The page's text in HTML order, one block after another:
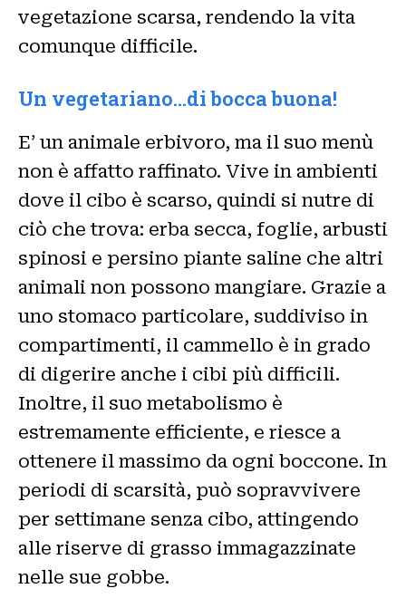
vegetazione scarsa, rendendo la vita
comunque difficile.
Un vegetariano…di bocca buona!
E’ un animale erbivoro, ma il suo menù
non è affatto raffinato. Vive in ambienti
dove il cibo è scarso, quindi si nutre di
ciò che trova: erba secca, foglie, arbusti
spinosi e persino piante saline che altri
animali non possono mangiare. Grazie a
uno stomaco particolare, suddiviso in
compartimenti, il cammello è in grado
di digerire anche i cibi più difficili.
Inoltre, il suo metabolismo è
estremamente efficiente, e riesce a
ottenere il massimo da ogni boccone. In
periodi di scarsità, può sopravvivere
per settimane senza cibo, attingendo
alle riserve di grasso immagazzinate
nelle sue gobbe.